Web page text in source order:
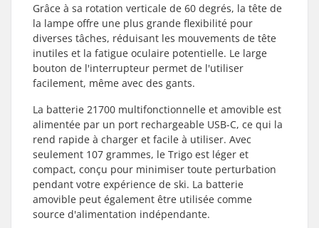
Grâce à sa rotation verticale de 60 degrés, la tête de
la lampe offre une plus grande flexibilité pour
diverses tâches, réduisant les mouvements de tête
inutiles et la fatigue oculaire potentielle. Le large
bouton de l'interrupteur permet de l'utiliser
facilement, même avec des gants.
La batterie 21700 multifonctionnelle et amovible est
alimentée par un port rechargeable USB-C, ce qui la
rend rapide à charger et facile à utiliser. Avec
seulement 107 grammes, le Trigo est léger et
compact, conçu pour minimiser toute perturbation
pendant votre expérience de ski. La batterie
amovible peut également être utilisée comme
source d'alimentation indépendante.